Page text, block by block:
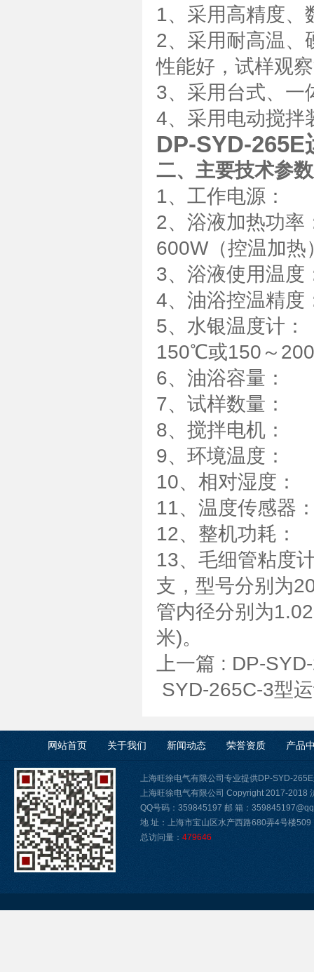
1、采用高精度
2、采用耐高温、
性能好，试样观
3、采用台式、一
4、采用电动搅拌
DP-SYD-
二、主要技术参
1、工作电源：
2、浴液加热功
600W（控温加热
3、浴液使用温
4、油浴控温精
5、水银温度计
150℃或150～
6、油浴容量
7、试样数量：
8、搅拌电机：
9、环境温度
10、相对湿度
11、温度传感
12、整机功耗
13、毛细管粘度
支，型号分别为
管内径分别为
米)。
上一篇 : DP-
SYD-265C-3型
网站首页 关于我们 新闻动态 荣誉资质 产品
上海旺徐电气有限公司专业提供DP-SYD-
上海旺徐电气有限公司 Copyright 2017-2018
QQ号码：359845197 邮 箱：
地 址：上海市宝山区水产西路680弄4号楼509
总访问量： 479646